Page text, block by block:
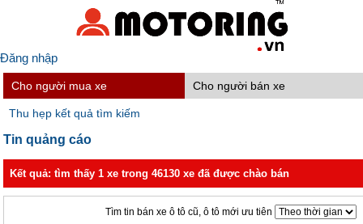
Đăng nhập
Cho người mua xe Cho người bán xe
Thu hẹp kết quả tìm kiếm
Tin quảng cáo
Kết quả: tìm thấy 1 xe trong 46130 xe đã được chào bán
Tìm tin bán xe ô tô cũ, ô tô mới ưu tiên